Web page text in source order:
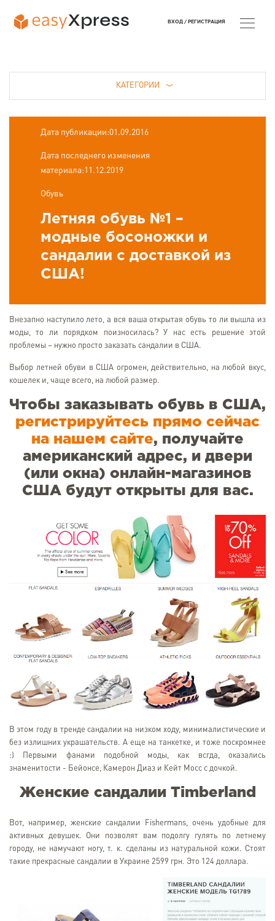
КАТЕГОРИИ
Дата публикации:01.09.2016
Дата последнего изменения
материала:11.12.2019
Обувь
Летняя обувь №1 –
модные босоножки и
сандалии с доставкой из
США!
Внезапно наступило лето, а вся ваша открытая обувь то ли вышла из
моды, то ли порядком поизносилась? У нас есть решение этой
проблемы – нужно просто заказать сандалии в США.
Выбор летней обуви в США огромен, действительно, на любой вкус,
кошелек и, чаще всего, на любой размер.
Чтобы заказывать обувь в США,
регистрируйтесь прямо сейчас
на нашем сайте, получайте
американский адрес, и двери
(или окна) онлайн-магазинов
США будут открыты для вас.
В этом году в тренде сандалии на низком ходу, минималистические и
без излишних украшательств. А еще на танкетке, и тоже поскромнее
:) Первыми фанами подобной моды, как всгда, оказались
знаменитости - Бейонсе, Камерон Диаз и Кейт Мосс с дочкой.
Женские сандалии Timberland
Вот, например, женские сандалии Fishermans, очень удобные для
активных девушек. Они позволят вам подолгу гулять по летнему
городу, не намучают ногу, т. к. сделаны из натуральной кожи. Стоят
такие прекрасные сандалии в Украине 2599 грн. Это 124 доллара.
ВХОД / РЕГИСТРАЦИЯ